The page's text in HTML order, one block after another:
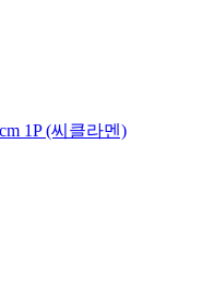
1P (씨클라멘)